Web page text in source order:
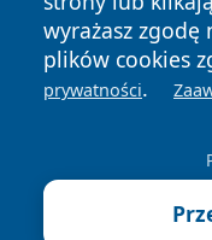
wyrażasz zgodę
plików cookies
prywatności.
News Autorzy